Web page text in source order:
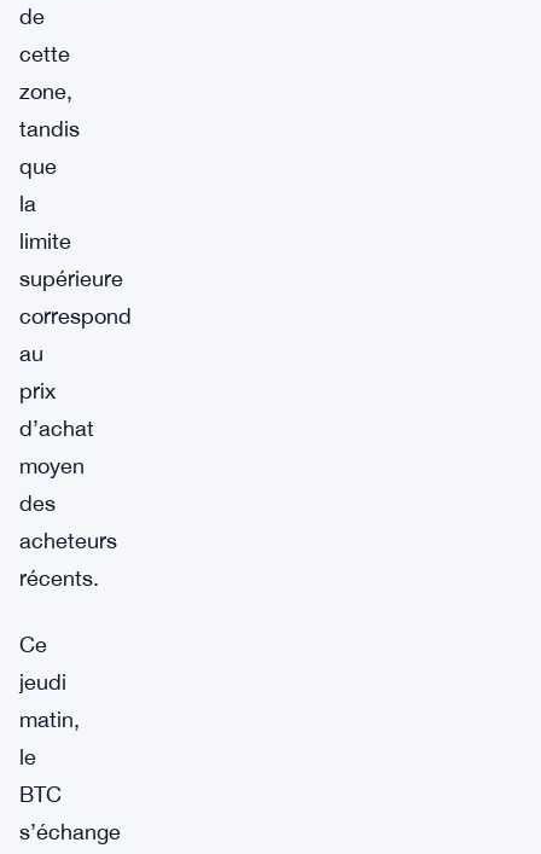
de
cette
zone,
tandis
que
la
limite
supérieure
correspond
au
prix
d’achat
moyen
des
acheteurs
récents.
Ce
jeudi
matin,
le
BTC
s’échange